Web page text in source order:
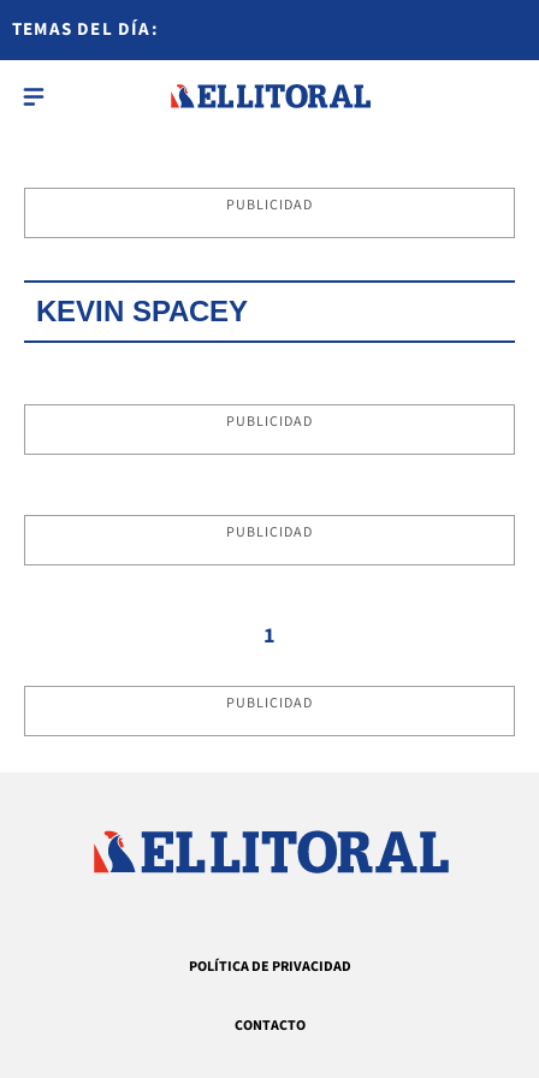
TEMAS DEL DÍA:
PUBLICIDAD
KEVIN SPACEY
PUBLICIDAD
PUBLICIDAD
1
PUBLICIDAD
POLÍTICA DE PRIVACIDAD
CONTACTO